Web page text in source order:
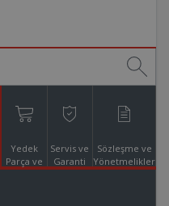
Yedek
Parça ve
Servis ve
Garanti
Sözleşme ve
Yönetmelikler